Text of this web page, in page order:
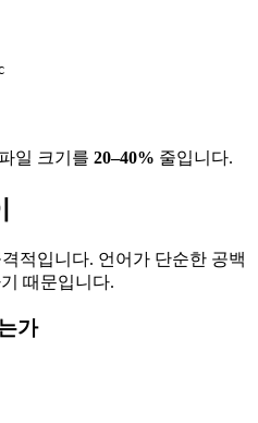
일 크기를 20–40% 줄입니다.
적입니다. 언어가 단순한 공백
때문입니다.
가